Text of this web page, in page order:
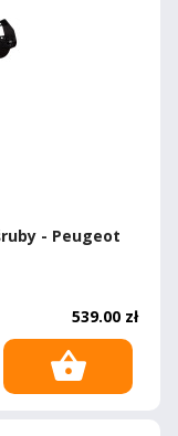
- Peugeot
539.00 zł